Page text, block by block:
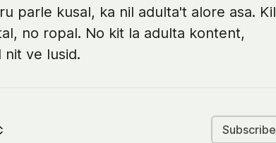
parle kusal, ka nil adulta't alore asa. Kil
no ropal. No kit la adulta kontent,
nit ve lusid.
Subscribe